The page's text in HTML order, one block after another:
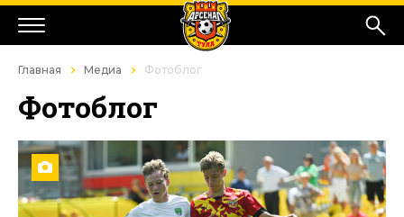
Главная Медиа Фотоблог
Фотоблог